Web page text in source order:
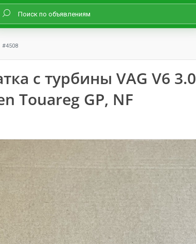
#4508
с турбины VAG V6 3.0
Touareg GP, NF